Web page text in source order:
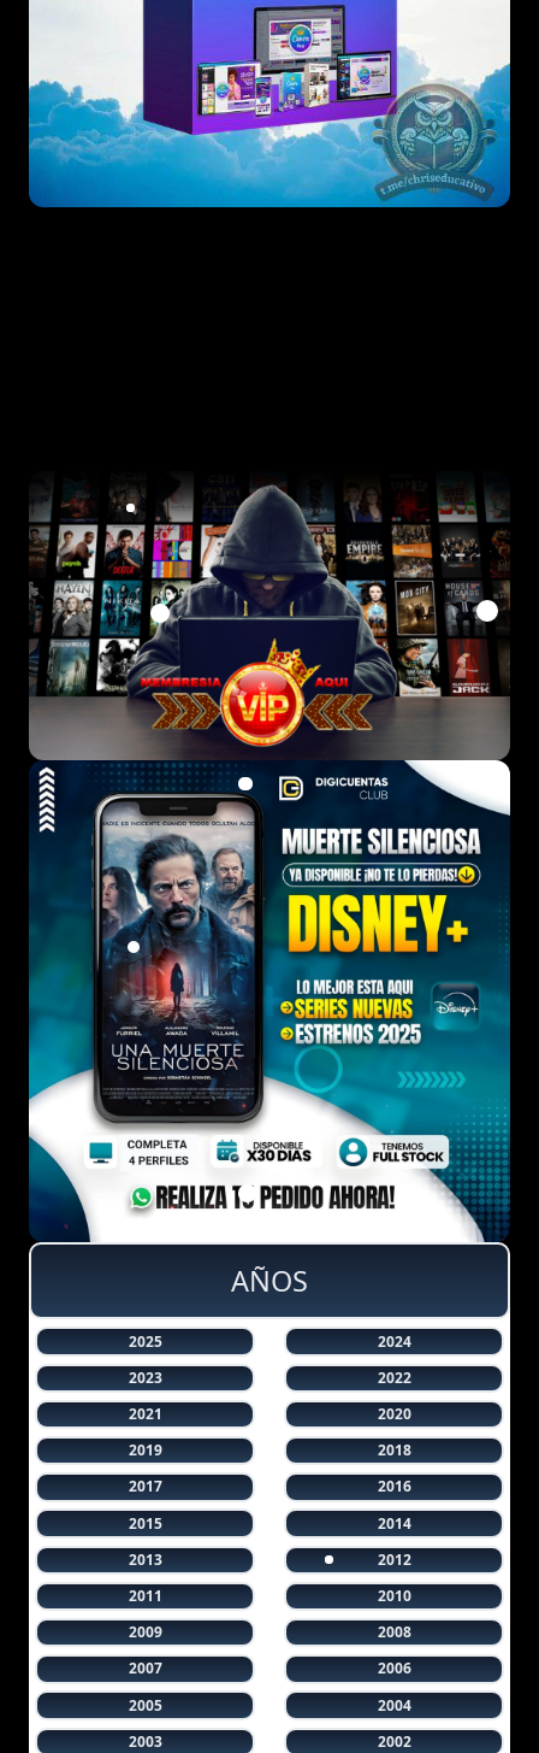
AÑOS
2025
2024
2023
2022
2021
2020
2019
2018
2017
2016
2015
2014
2013
2012
2011
2010
2009
2008
2007
2006
2005
2004
2003
2002